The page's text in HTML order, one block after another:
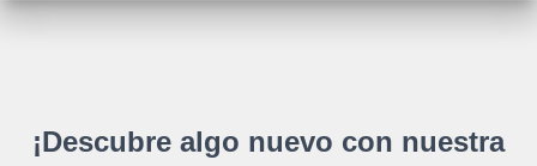
¡Descubre algo nuevo con nuestra